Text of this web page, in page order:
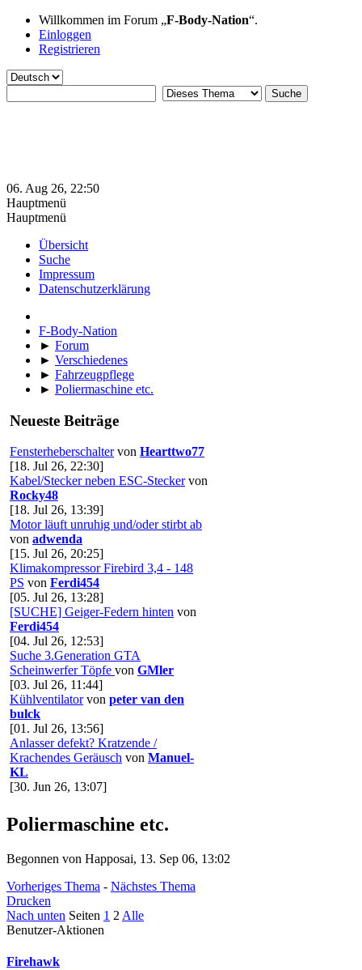
Willkommen im Forum „F-Body-Nation“.
Einloggen
Registrieren
06. Aug 26, 22:50
Hauptmenü
Hauptmenü
Übersicht
Suche
Impressum
Datenschutzerklärung
F-Body-Nation
► Forum
► Verschiedenes
► Fahrzeugpflege
► Poliermaschine etc.
Neueste Beiträge
Fensterheberschaltervon Hearttwo77
[18. Jul 26, 22:30]
Kabel/Stecker neben ESC-Steckervon
Rocky48
[18. Jul 26, 13:39]
Motor läuft unruhig und/oder stirbt ab
von adwenda
[15. Jul 26, 20:25]
Klimakompressor Firebird 3,4 - 148
PS von Ferdi454
[05. Jul 26, 13:28]
[SUCHE] Geiger-Federn hinten von
Ferdi454
[04. Jul 26, 12:53]
Suche 3.Generation GTA
Scheinwerfer Töpfe von GMler
[03. Jul 26, 11:44]
Kühlventilatorvon peter van den
bulck
[01. Jul 26, 13:56]
Anlasser defekt? Kratzende /
Krachendes Geräusch von Manuel-
KL
[30. Jun 26, 13:07]
Poliermaschine etc.
Begonnen von Happosai, 13. Sep 06, 13:02
Vorheriges Thema - Nächstes Thema
Drucken
Nach unten Seiten 1 2 Alle
Benutzer-Aktionen
Firehawk